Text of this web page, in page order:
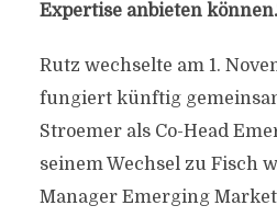
Expertise anbieten
Rutz wechselte am 1.
fungiert künftig
Stroemer als Co-Head
seinem Wechsel zu Fisch
Manager Emerging